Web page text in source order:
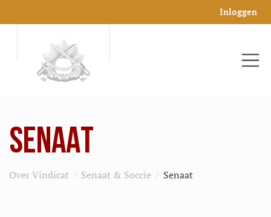
Inloggen
SENAAT
Over Vindicat Senaat & Soccie Senaat